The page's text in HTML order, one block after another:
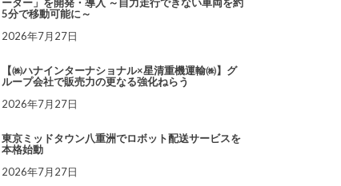
5分で移動可能に～
2026年7月27日
【㈱ハナインターナショナル×星清重機運輸㈱】グ
ループ会社で販売力の更なる強化ねらう
2026年7月27日
東京ミッドタウン八重洲でロボット配送サービスを
本格始動
2026年7月27日